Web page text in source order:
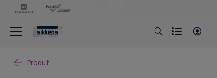
Produit